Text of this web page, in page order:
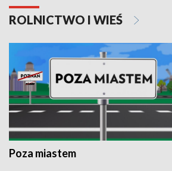
ROLNICTWO I WIEŚ
Poza miastem